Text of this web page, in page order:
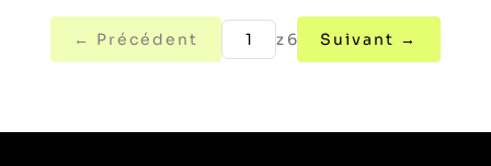
← Précédent z 6 Suivant →